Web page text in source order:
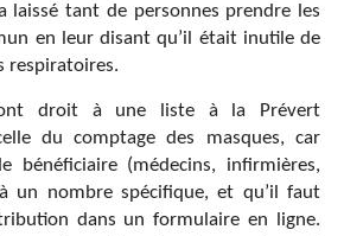
laissé tant de personnes prendre les
en leur disant qu’il était inutile de
respiratoires.
ont droit à une liste à la Prévert
du comptage des masques, car
bénéficiaire (médecins, infirmières,
un nombre spécifique, et qu’il faut
dans un formulaire en ligne.